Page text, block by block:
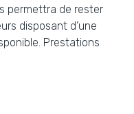
permettra de rester
disposant d’une
Prestations